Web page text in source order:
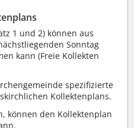
1 und 2) können aus
Sonntag
kann (Freie Kollekten
spezifizierte
Kollektenplans.
können den Kollektenplan